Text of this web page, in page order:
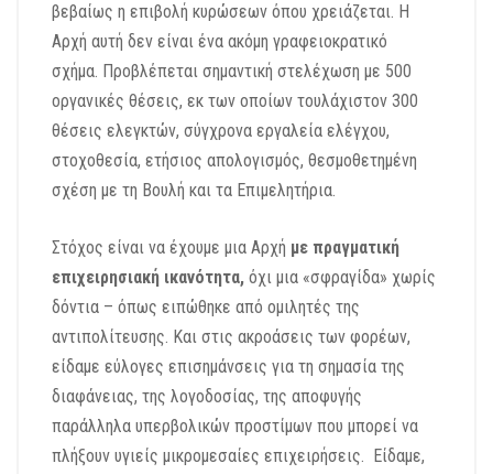
βεβαίως η επιβολή κυρώσεων όπου χρειάζεται. Η
Αρχή αυτή δεν είναι ένα ακόμη γραφειοκρατικό
σχήμα. Προβλέπεται σημαντική στελέχωση με 500
οργανικές θέσεις, εκ των οποίων τουλάχιστον 300
θέσεις ελεγκτών, σύγχρονα εργαλεία ελέγχου,
στοχοθεσία, ετήσιος απολογισμός, θεσμοθετημένη
σχέση με τη Βουλή και τα Επιμελητήρια.
Στόχος είναι να έχουμε μια Αρχή με πραγματική
επιχειρησιακή ικανότητα, όχι μια «σφραγίδα» χωρίς
δόντια – όπως ειπώθηκε από ομιλητές της
αντιπολίτευσης. Και στις ακροάσεις των φορέων,
είδαμε εύλογες επισημάνσεις για τη σημασία της
διαφάνειας, της λογοδοσίας, της αποφυγής
παράλληλα υπερβολικών προστίμων που μπορεί να
πλήξουν υγιείς μικρομεσαίες επιχειρήσεις. Είδαμε,